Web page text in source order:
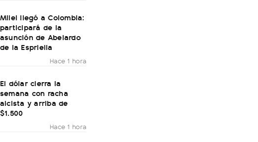
Milei llegó a Colombia:
participará de la
asunción de Abelardo
de la Espriella
Hace 1 hora
El dólar cierra la
semana con racha
alcista y arriba de
$1.500
Hace 1 hora